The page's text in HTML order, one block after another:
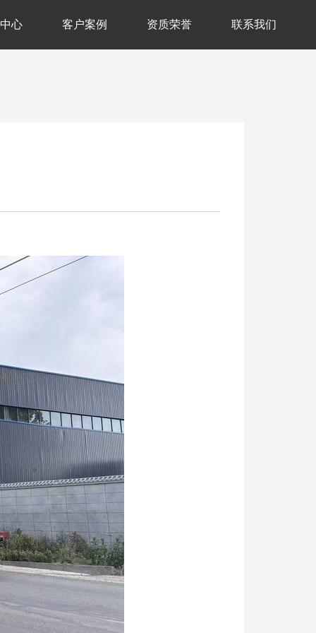
心 客户案例 资质荣誉 联系我们